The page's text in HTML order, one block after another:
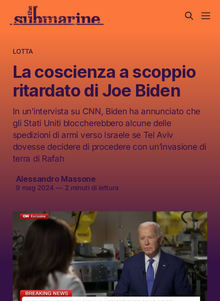
LOTTA
La coscienza a scoppio
ritardato di Joe Biden
In un’intervista su CNN, Biden ha annunciato che
gli Stati Uniti bloccherebbero alcune delle
spedizioni di armi verso Israele se Tel Aviv
dovesse decidere di procedere con un’invasione di
terra di Rafah
Alessandro Massone
9 mag 2024 —2 minuti di lettura